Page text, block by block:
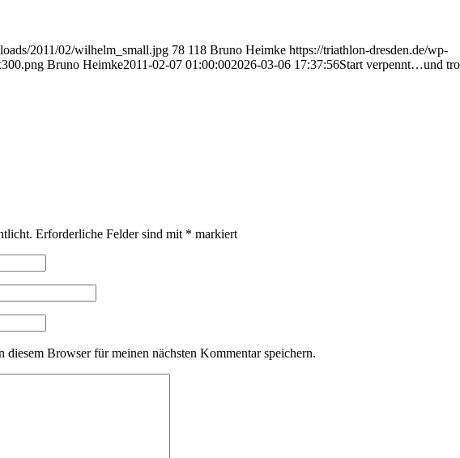
2011/02/wilhelm_small.jpg 78 118 Bruno Heimke https://triathlon-dresden.de/wp-
Bruno Heimke2011-02-07 01:00:002026-03-06 17:37:56Start verpennt…und
Erforderliche Felder sind mit * markiert
Browser für meinen nächsten Kommentar speichern.